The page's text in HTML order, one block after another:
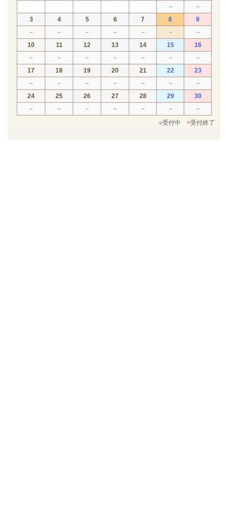
－
－
3
4 5 6 7 8
9
－
－ － － － －
－
10
11 12 13 14 15
16
－
－ － － － －
－
17
18 19 20 21 22
23
－
－ － － － －
－
24
25 26 27 28 29
30
－
－ － － － －
－
○受付中 ×受付終了